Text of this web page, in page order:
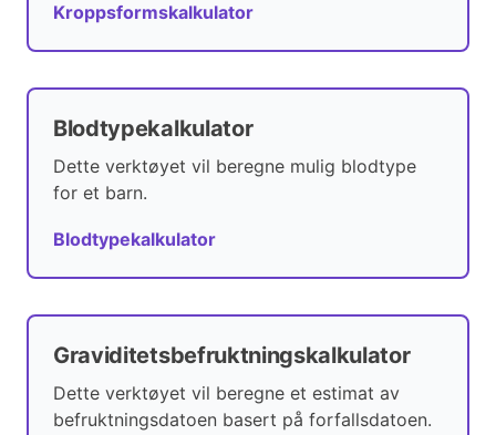
Kroppsformskalkulator
Blodtypekalkulator
Dette verktøyet vil beregne mulig blodtype
for et barn.
Blodtypekalkulator
Graviditetsbefruktningskalkulator
Dette verktøyet vil beregne et estimat av
befruktningsdatoen basert på forfallsdatoen.